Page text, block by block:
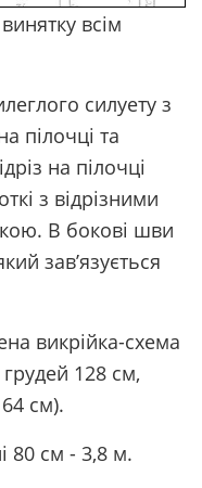
всім
силуету з
пілочці та
на пілочці
з відрізними
В бокові шви
зав’язується
викрійка-схема
128 см,
см).
80 см - 3,8 м.